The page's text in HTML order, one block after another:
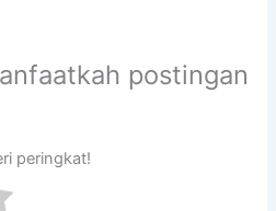
postingan
peringkat!